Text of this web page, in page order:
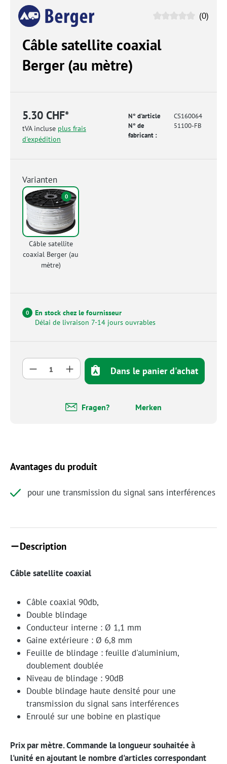
(0)
Câble satellite coaxial
Berger (au mètre)
5.30 CHF*
tVA incluse plus frais
d'expédition
N° d'article
CS160064
N° de
fabricant :
51100-FB
Varianten
0
Câble satellite
coaxial Berger (au
mètre)
0
En stock chez le fournisseur
Délai de livraison 7-14 jours ouvrables
Quantité de produit : Entrez la quantité
Dans le panier d'achat
Fragen? Merken
Avantages du produit
pour une transmission du signal sans interférences
Description
Câble satellite coaxial
Câble coaxial 90db,
Double blindage
Conducteur interne : Ø 1,1 mm
Gaine extérieure : Ø 6,8 mm
Feuille de blindage : feuille d'aluminium,
doublement doublée
Niveau de blindage : 90dB
Double blindage haute densité pour une
transmission du signal sans interférences
Enroulé sur une bobine en plastique
Prix par mètre. Commande la longueur souhaitée à
l'unité en ajoutant le nombre d'articles correspondant